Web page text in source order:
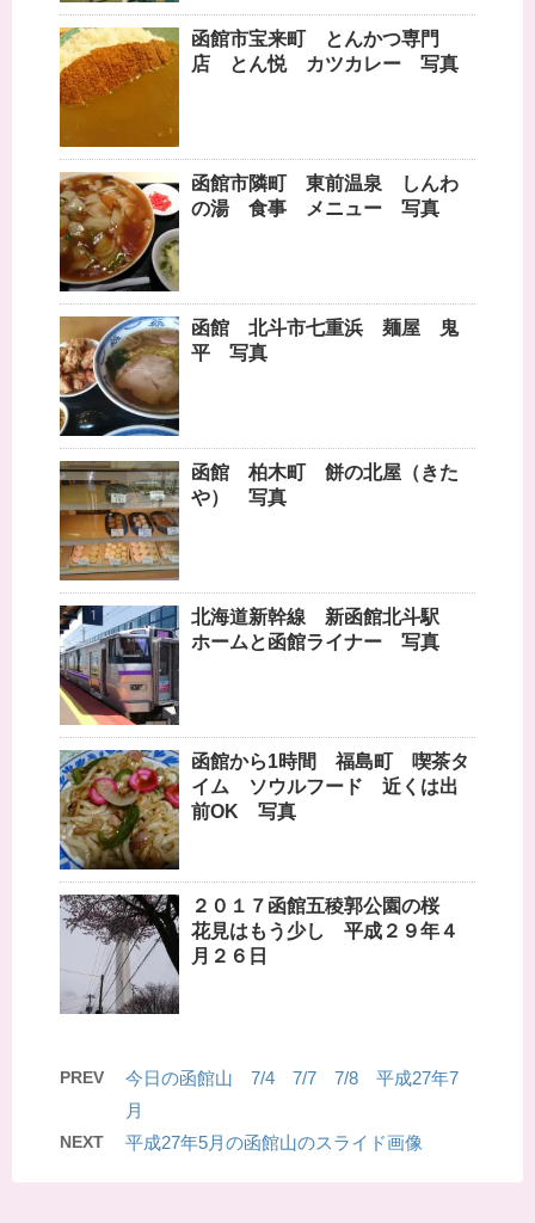
函館市宝来町 とんかつ専門
店 とん悦 カツカレー 写真
函館市隣町 東前温泉 しんわ
の湯 食事 メニュー 写真
函館 北斗市七重浜 麺屋 鬼
平 写真
函館 柏木町 餅の北屋（きた
や） 写真
北海道新幹線 新函館北斗駅
ホームと函館ライナー 写真
函館から1時間 福島町 喫茶タ
イム ソウルフード 近くは出
前OK 写真
２０１７函館五稜郭公園の桜
花見はもう少し 平成２９年４
月２６日
PREV
今日の函館山 7/4 7/7 7/8 平成27年7
月
NEXT 平成27年5月の函館山のスライド画像